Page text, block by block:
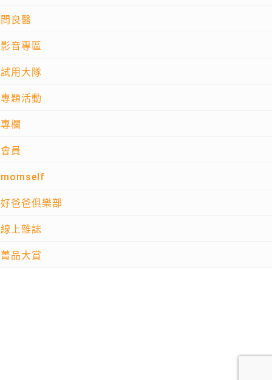
問良醫
影音專區
試用大隊
專題活動
專欄
會員
momself
好爸爸俱樂部
線上雜誌
菁品大賞